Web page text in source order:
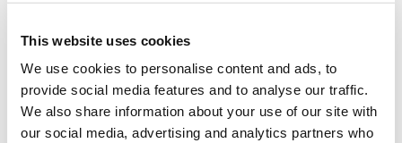
This website uses cookies
We use cookies to personalise content and ads, to
provide social media features and to analyse our traffic.
We also share information about your use of our site with
our social media, advertising and analytics partners who
sullo stato della tua merce, grazie a un professionista che ti
24 , ogni fase della spedizione.